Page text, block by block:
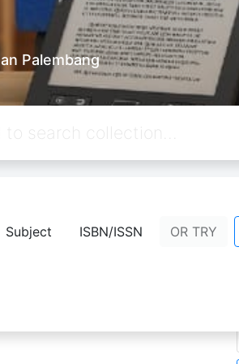
Palembang
Subject ISBN/ISSN OR TRY
Sebuah Analisis Minat
Persp…